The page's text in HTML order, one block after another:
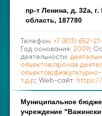
пр-т Ленина, д. 32а,
область, 187780
Телефон: +7 (813) 652-
Год основания: 2009;
деятельности:
объектов;прочая
т.д.р; Web-сайт:
Муниципальное
учреждение